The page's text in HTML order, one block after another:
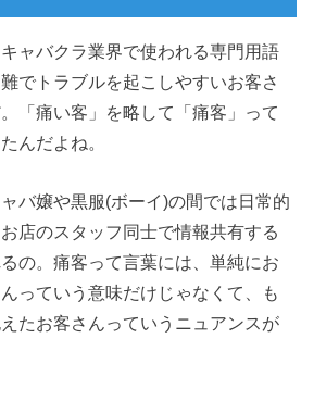
ャバクラ業界で使われる専門用語
でトラブルを起こしやすいお客さ
「痛い客」を略して「痛客」って
んだよね。
バ嬢や黒服(ボーイ)の間では日常的
店のスタッフ同士で情報共有する
の。痛客って言葉には、単純にお
っていう意味だけじゃなくて、も
たお客さんっていうニュアンスが